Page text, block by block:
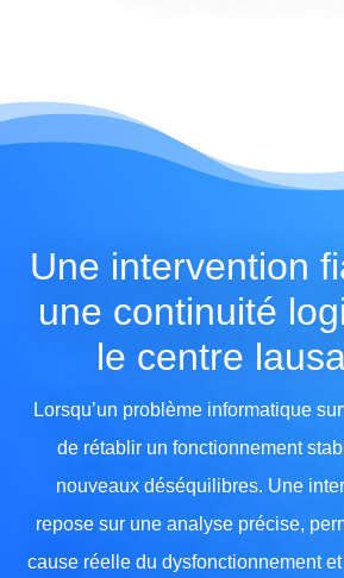
Une intervention
une continuité
le centre
Lorsqu’un problème informatique
de rétablir un fonctionnement
nouveaux déséquilibres. Une
repose sur une analyse précise,
cause réelle du dysfonctionnement